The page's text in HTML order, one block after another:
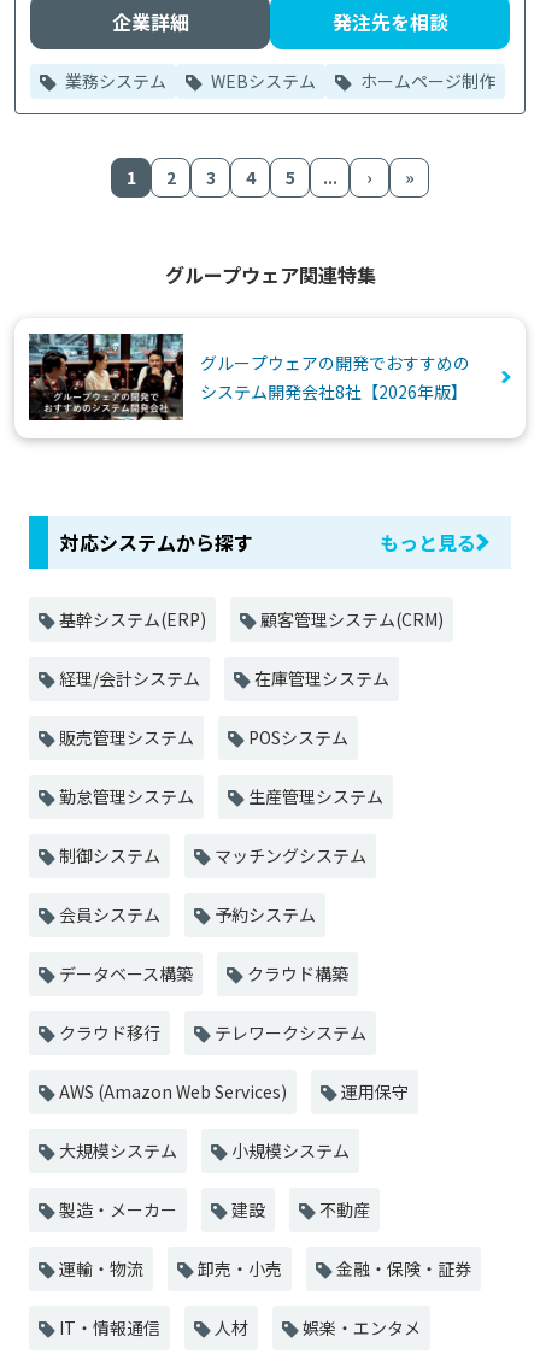
企業詳細 発注先を相談
業務システム WEBシステム ホームページ制作
1 2 3 4 5 ... › »
グループウェア関連特集
グループウェアの開発でおすすめの
システム開発会社8社【2026年版】
対応システムから探す もっと見る
基幹システム(ERP) 顧客管理システム(CRM)
経理/会計システム 在庫管理システム
販売管理システム POSシステム
勤怠管理システム 生産管理システム
制御システム マッチングシステム
会員システム 予約システム
データベース構築 クラウド構築
クラウド移行 テレワークシステム
AWS (Amazon Web Services) 運用保守
大規模システム 小規模システム
製造・メーカー 建設 不動産
運輸・物流 卸売・小売 金融・保険・証券
IT・情報通信 人材 娯楽・エンタメ